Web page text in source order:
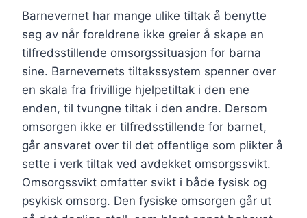
Barnevernet har mange ulike tiltak å benytte
seg av når foreldrene ikke greier å skape en
tilfredsstillende omsorgssituasjon for barna
sine. Barnevernets tiltakssystem spenner over
en skala fra frivillige hjelpetiltak i den ene
enden, til tvungne tiltak i den andre. Dersom
omsorgen ikke er tilfredsstillende for barnet,
går ansvaret over til det offentlige som plikter å
sette i verk tiltak ved avdekket omsorgssvikt.
Omsorgssvikt omfatter svikt i både fysisk og
psykisk omsorg. Den fysiske omsorgen går ut